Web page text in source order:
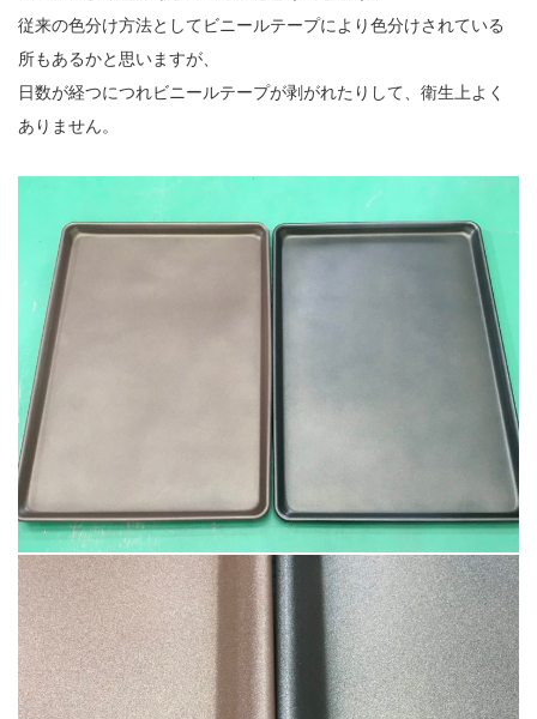
従来の色分け方法としてビニールテープにより色分けされている
所もあるかと思いますが、
日数が経つにつれビニールテープが剥がれたりして、衛生上よく
ありません。
会社案内/カタログ
会社案内カタログ（PDF）
カビこんコートカタログ（PDF）
カビこんばいカタログ（PDF）
MFライニングカタログ（PDF）
お問合わせ
型ベルトコンベアでも使用可能なフッ
2022.6.20
ルトの繋ぎ…
2022.6.12
MFテープ剥離試験①内容機材SUS304
を固定し、テスト機材を引張り試験機
今、結露、湿気などの問い合わせが増
が、冷蔵庫、…
印刷塗工工程で溶剤系塗料をご使用の
場合、静電気により塗料に引火し火災
が発生する…